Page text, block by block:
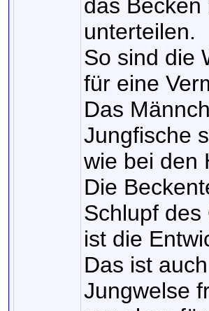
das
unterteilen.
So sind die
für eine
Das
Jungfische
wie bei den
Die
Schlupf des
ist die
Das ist
Jungwelse